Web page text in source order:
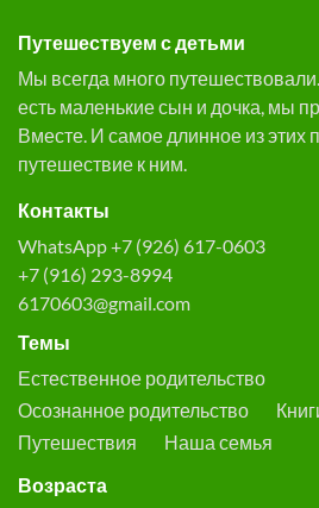
Путешествуем с детьми
Мы всегда много
есть маленькие сын и дочка, мы
Вместе. И самое длинное из этих
путешествие к ним.
Контакты
WhatsApp +7 (926) 617-0603
+7 (916) 293-8994
6170603@gmail.com
Темы
Естественное родительство
Осознанное родительство
Путешествия
Наша семья
Возраста